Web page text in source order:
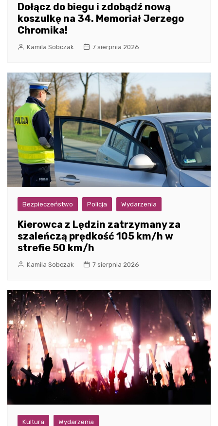
Dołącz do biegu i zdobądź nową
koszulkę na 34. Memoriał Jerzego
Chromika!
Kamila Sobczak 7 sierpnia 2026
Bezpieczeństwo Policja Wydarzenia
Kierowca z Lędzin zatrzymany za
szaleńczą prędkość 105 km/h w
strefie 50 km/h
Kamila Sobczak 7 sierpnia 2026
Kultura Wydarzenia